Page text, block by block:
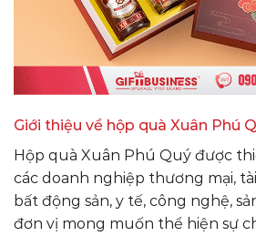
Giới thiệu về hộp quà Xuân Phú
Hộp quà Xuân Phú Quý được
các doanh nghiệp thương mại,
bất động sản, y tế, công nghệ,
đơn vị mong muốn thể hiện sự